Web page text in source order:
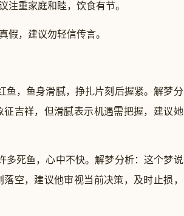
注重家庭和睦，饮食有节。
假，建议勿轻信传言。
鱼，鱼身滑腻，挣扎片刻后握紧。解梦分
吉祥，但滑腻表示机遇需把握，建议她
多死鱼，心中不快。解梦分析：这个梦说
空，建议他审视当前决策，及时止损，